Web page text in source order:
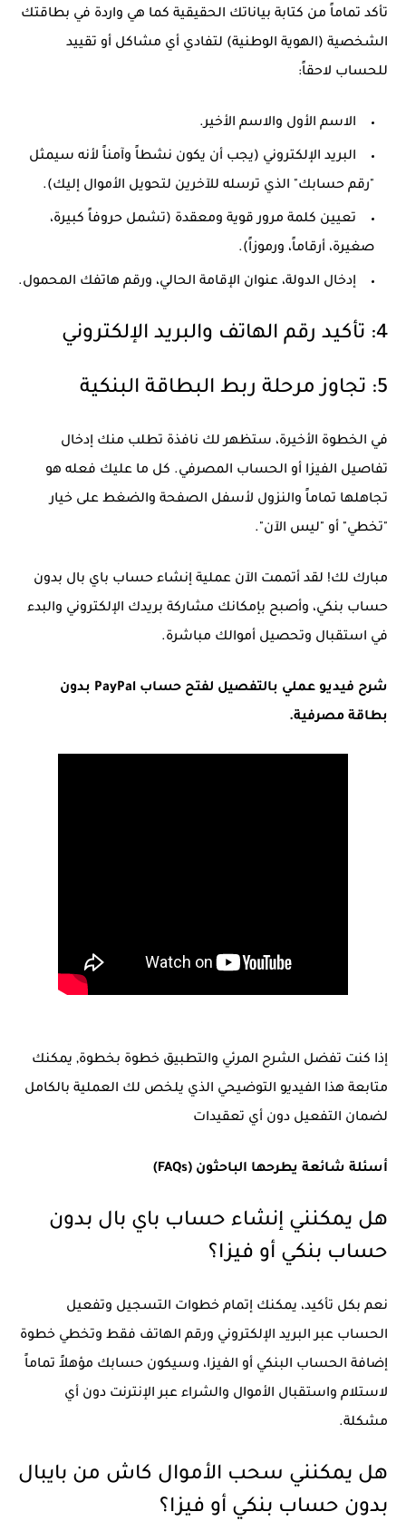
تأكد تماماً من كتابة بياناتك الحقيقية كما هي واردة في بطاقتك
الشخصية (الهوية الوطنية) لتفادي أي مشاكل أو تقييد
للحساب لاحقاً:
الاسم الأول والاسم الأخير.
البريد الإلكتروني (يجب أن يكون نشطاً وآمناً لأنه سيمثل
"رقم حسابك" الذي ترسله للآخرين لتحويل الأموال إليك).
تعيين كلمة مرور قوية ومعقدة (تشمل حروفاً كبيرة،
صغيرة، أرقاماً، ورموزاً).
إدخال الدولة، عنوان الإقامة الحالي، ورقم هاتفك المحمول.
4: تأكيد رقم الهاتف والبريد الإلكتروني
5: تجاوز مرحلة ربط البطاقة البنكية
في الخطوة الأخيرة، ستظهر لك نافذة تطلب منك إدخال
تفاصيل الفيزا أو الحساب المصرفي. كل ما عليك فعله هو
تجاهلها تماماً والنزول لأسفل الصفحة والضغط على خيار
"تخطي" أو "ليس الآن".
مبارك لك! لقد أتممت الآن عملية إنشاء حساب باي بال بدون
حساب بنكي، وأصبح بإمكانك مشاركة بريدك الإلكتروني والبدء
في استقبال وتحصيل أموالك مباشرة.
شرح فيديو عملي بالتفصيل لفتح حساب PayPal بدون
بطاقة مصرفية.
إذا كنت تفضل الشرح المرئي والتطبيق خطوة بخطوة, يمكنك
متابعة هذا الفيديو التوضيحي الذي يلخص لك العملية بالكامل
لضمان التفعيل دون أي تعقيدات
أسئلة شائعة يطرحها الباحثون (FAQs)
هل يمكنني إنشاء حساب باي بال بدون
حساب بنكي أو فيزا؟
نعم بكل تأكيد، يمكنك إتمام خطوات التسجيل وتفعيل
الحساب عبر البريد الإلكتروني ورقم الهاتف فقط وتخطي خطوة
إضافة الحساب البنكي أو الفيزا، وسيكون حسابك مؤهلاً تماماً
لاستلام واستقبال الأموال والشراء عبر الإنترنت دون أي
مشكلة.
هل يمكنني سحب الأموال كاش من بايبال
بدون حساب بنكي أو فيزا؟